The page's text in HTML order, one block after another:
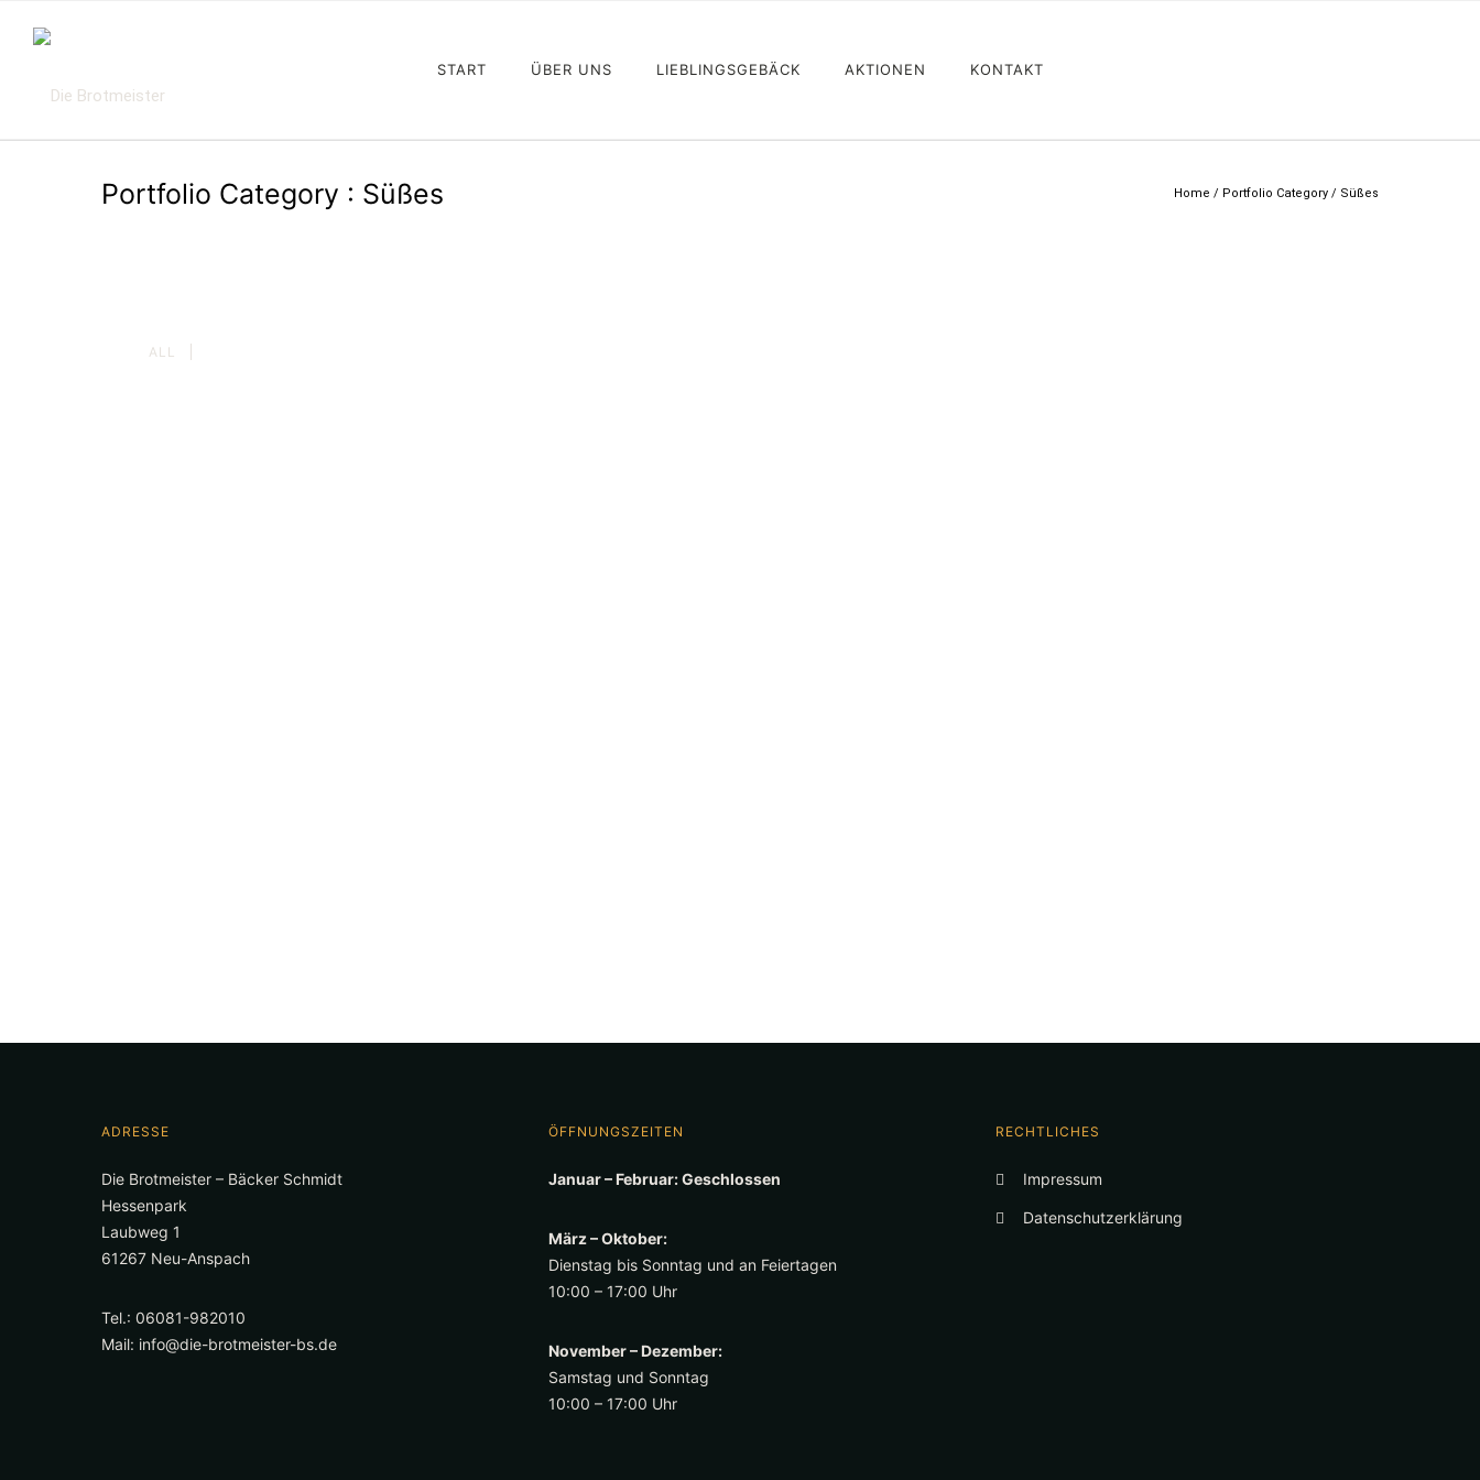
START ÜBER UNS LIEBLINGSGEBÄCK AKTIONEN KONTAKT
Portfolio Category : Süßes Home / Portfolio Category / Süßes
ALL
ADRESSE
Die Brotmeister – Bäcker Schmidt
Hessenpark
Laubweg 1
61267 Neu-Anspach
Tel.: 06081-982010
Mail: info@die-brotmeister-bs.de
ÖFFNUNGSZEITEN
Januar – Februar: Geschlossen
März – Oktober:
Dienstag bis Sonntag und an Feiertagen
10:00 – 17:00 Uhr
November – Dezember:
Samstag und Sonntag
10:00 – 17:00 Uhr
RECHTLICHES
Impressum
Datenschutzerklärung